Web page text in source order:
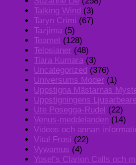
Talking Wind (3)
Taryn Crimi (67)
Tazjima (5)
Teamet (128)
Telosianer (48)
Tiara Kumara (3)
Uncategorized (376)
Universums Moder (1)
Uppstigna Mästarnas
Uppstigningens
Ute Posegga-Rudel (22)
Venus-meddelanden (14)
Videos och annan
Vital Frosi (22)
Vywamus (4)
Yosef's Clarion Calls och